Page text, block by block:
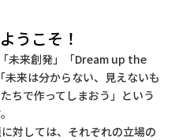
うこそ！
未来創発」「Dream up the
来は分からない、見えないも
ちで作ってしまおう」という
対しては、それぞれの立場の